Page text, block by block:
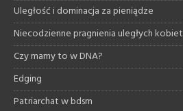
Uległość i dominacja za pieniądze
Niecodzienne pragnienia uległych kobiet
Czy mamy to w DNA?
Edging
Patriarchat w bdsm